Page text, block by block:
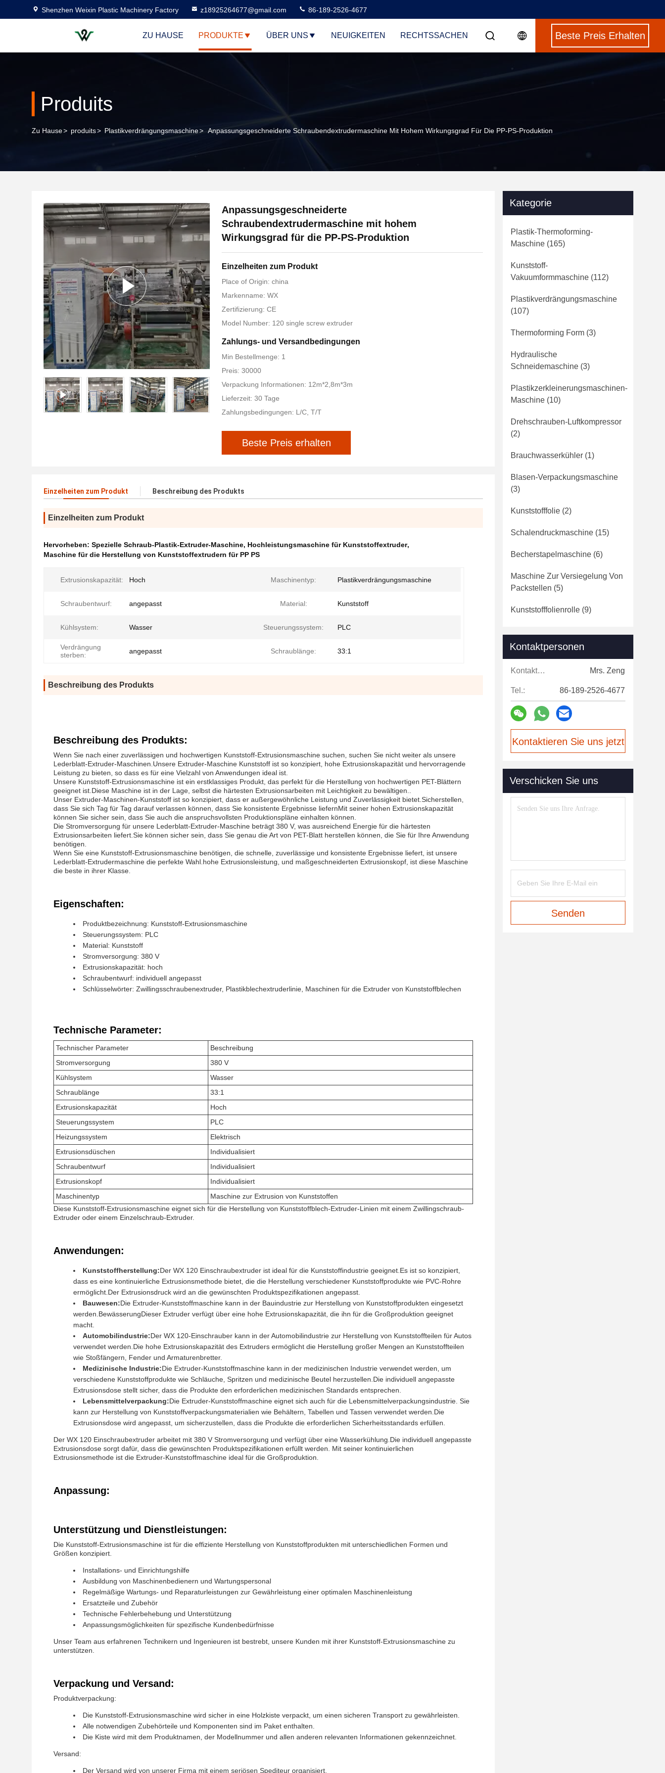
Shenzhen Weixin Plastic Machinery Factory z18925264677@gmail.com 86-189-2526-4677
ZU HAUSE PRODUKTE ÜBER UNS NEUIGKEITEN RECHTSSACHEN Beste Preis Erhalten
Produits
Zu Hause> produits> Plastikverdrängungsmaschine> Anpassungsgeschneiderte Schraubendextrudermaschine Mit Hohem Wirkungsgrad Für Die PP-PS-Produktion
Anpassungsgeschneiderte
Schraubendextrudermaschine mit hohem
Wirkungsgrad für die PP-PS-Produktion
Einzelheiten zum Produkt
Place of Origin: china
Markenname: WX
Zertifizierung: CE
Model Number: 120 single screw extruder
Zahlungs- und Versandbedingungen
Min Bestellmenge: 1
Preis: 30000
Verpackung Informationen: 12m*2,8m*3m
Lieferzeit: 30 Tage
Zahlungsbedingungen: L/C, T/T
Beste Preis erhalten
Einzelheiten zum Produkt Beschreibung des Produkts
Einzelheiten zum Produkt
Hervorheben: Spezielle Schraub-Plastik-Extruder-Maschine, Hochleistungsmaschine für Kunststoffextruder,
Maschine für die Herstellung von Kunststoffextrudern für PP PS
Extrusionskapazität: Hoch Maschinentyp: Plastikverdrängungsmaschine
Schraubentwurf: angepasst Material: Kunststoff
Kühlsystem: Wasser Steuerungssystem: PLC
Verdrängung
sterben:
angepasst Schraublänge: 33:1
Beschreibung des Produkts
Beschreibung des Produkts:
Wenn Sie nach einer zuverlässigen und hochwertigen Kunststoff-Extrusionsmaschine suchen, suchen Sie nicht weiter als unsere
Lederblatt-Extruder-Maschinen.Unsere Extruder-Maschine Kunststoff ist so konzipiert, hohe Extrusionskapazität und hervorragende
Leistung zu bieten, so dass es für eine Vielzahl von Anwendungen ideal ist.
Unsere Kunststoff-Extrusionsmaschine ist ein erstklassiges Produkt, das perfekt für die Herstellung von hochwertigen PET-Blättern
geeignet ist.Diese Maschine ist in der Lage, selbst die härtesten Extrusionsarbeiten mit Leichtigkeit zu bewältigen..
Unser Extruder-Maschinen-Kunststoff ist so konzipiert, dass er außergewöhnliche Leistung und Zuverlässigkeit bietet.Sicherstellen,
dass Sie sich Tag für Tag darauf verlassen können, dass Sie konsistente Ergebnisse liefernMit seiner hohen Extrusionskapazität
können Sie sicher sein, dass Sie auch die anspruchsvollsten Produktionspläne einhalten können.
Die Stromversorgung für unsere Lederblatt-Extruder-Maschine beträgt 380 V, was ausreichend Energie für die härtesten
Extrusionsarbeiten liefert.Sie können sicher sein, dass Sie genau die Art von PET-Blatt herstellen können, die Sie für Ihre Anwendung
benötigen.
Wenn Sie eine Kunststoff-Extrusionsmaschine benötigen, die schnelle, zuverlässige und konsistente Ergebnisse liefert, ist unsere
Lederblatt-Extrudermaschine die perfekte Wahl.hohe Extrusionsleistung, und maßgeschneiderten Extrusionskopf, ist diese Maschine
die beste in ihrer Klasse.
Eigenschaften:
Produktbezeichnung: Kunststoff-Extrusionsmaschine
Steuerungssystem: PLC
Material: Kunststoff
Stromversorgung: 380 V
Extrusionskapazität: hoch
Schraubentwurf: individuell angepasst
Schlüsselwörter: Zwillingsschraubenextruder, Plastikblechextruderlinie, Maschinen für die Extruder von Kunststoffblechen
Technische Parameter:
Technischer Parameter
Beschreibung
Stromversorgung
380 V
Kühlsystem
Wasser
Schraublänge
33:1
Extrusionskapazität
Hoch
Steuerungssystem
PLC
Heizungssystem
Elektrisch
Extrusionsdüschen
Individualisiert
Schraubentwurf
Individualisiert
Extrusionskopf
Individualisiert
Maschinentyp
Maschine zur Extrusion von Kunststoffen
Diese Kunststoff-Extrusionsmaschine eignet sich für die Herstellung von Kunststoffblech-Extruder-Linien mit einem Zwillingschraub-
Extruder oder einem Einzelschraub-Extruder.
Anwendungen:
Kunststoffherstellung:Der WX 120 Einschraubextruder ist ideal für die Kunststoffindustrie geeignet.Es ist so konzipiert,
dass es eine kontinuierliche Extrusionsmethode bietet, die die Herstellung verschiedener Kunststoffprodukte wie PVC-Rohre
ermöglicht.Der Extrusionsdruck wird an die gewünschten Produktspezifikationen angepasst.
Bauwesen:Die Extruder-Kunststoffmaschine kann in der Bauindustrie zur Herstellung von Kunststoffprodukten eingesetzt
werden.BewässerungDieser Extruder verfügt über eine hohe Extrusionskapazität, die ihn für die Großproduktion geeignet
macht.
Automobilindustrie:Der WX 120-Einschrauber kann in der Automobilindustrie zur Herstellung von Kunststoffteilen für Autos
verwendet werden.Die hohe Extrusionskapazität des Extruders ermöglicht die Herstellung großer Mengen an Kunststoffteilen
wie Stoßfängern, Fender und Armaturenbretter.
Medizinische Industrie:Die Extruder-Kunststoffmaschine kann in der medizinischen Industrie verwendet werden, um
verschiedene Kunststoffprodukte wie Schläuche, Spritzen und medizinische Beutel herzustellen.Die individuell angepasste
Extrusionsdose stellt sicher, dass die Produkte den erforderlichen medizinischen Standards entsprechen.
Lebensmittelverpackung:Die Extruder-Kunststoffmaschine eignet sich auch für die Lebensmittelverpackungsindustrie. Sie
kann zur Herstellung von Kunststoffverpackungsmaterialien wie Behältern, Tabellen und Tassen verwendet werden.Die
Extrusionsdose wird angepasst, um sicherzustellen, dass die Produkte die erforderlichen Sicherheitsstandards erfüllen.
Der WX 120 Einschraubextruder arbeitet mit 380 V Stromversorgung und verfügt über eine Wasserkühlung.Die individuell angepasste
Extrusionsdose sorgt dafür, dass die gewünschten Produktspezifikationen erfüllt werden. Mit seiner kontinuierlichen
Extrusionsmethode ist die Extruder-Kunststoffmaschine ideal für die Großproduktion.
Anpassung:
Unterstützung und Dienstleistungen:
Die Kunststoff-Extrusionsmaschine ist für die effiziente Herstellung von Kunststoffprodukten mit unterschiedlichen Formen und
Größen konzipiert.
Installations- und Einrichtungshilfe
Ausbildung von Maschinenbedienern und Wartungspersonal
Regelmäßige Wartungs- und Reparaturleistungen zur Gewährleistung einer optimalen Maschinenleistung
Ersatzteile und Zubehör
Technische Fehlerbehebung und Unterstützung
Anpassungsmöglichkeiten für spezifische Kundenbedürfnisse
Unser Team aus erfahrenen Technikern und Ingenieuren ist bestrebt, unsere Kunden mit ihrer Kunststoff-Extrusionsmaschine zu
unterstützen.
Verpackung und Versand:
Produktverpackung:
Die Kunststoff-Extrusionsmaschine wird sicher in eine Holzkiste verpackt, um einen sicheren Transport zu gewährleisten.
Alle notwendigen Zubehörteile und Komponenten sind im Paket enthalten.
Die Kiste wird mit dem Produktnamen, der Modellnummer und allen anderen relevanten Informationen gekennzeichnet.
Versand:
Der Versand wird von unserer Firma mit einem seriösen Spediteur organisiert.
Kategorie
Plastik-Thermoforming-
Maschine (165)
Kunststoff-
Vakuumformmaschine (112)
Plastikverdrängungsmaschine
(107)
Thermoforming Form (3)
Hydraulische
Schneidemaschine (3)
Plastikzerkleinerungsmaschinen-
Maschine (10)
Drehschrauben-Luftkompressor
(2)
Brauchwasserkühler (1)
Blasen-Verpackungsmaschine
(3)
Kunststofffolie (2)
Schalendruckmaschine (15)
Becherstapelmaschine (6)
Maschine Zur Versiegelung Von
Packstellen (5)
Kunststofffolienrolle (9)
Kontaktpersonen
Kontaktpersonen: Mrs. Zeng
Tel.: 86-189-2526-4677
Kontaktieren Sie uns jetzt
Verschicken Sie uns
Senden